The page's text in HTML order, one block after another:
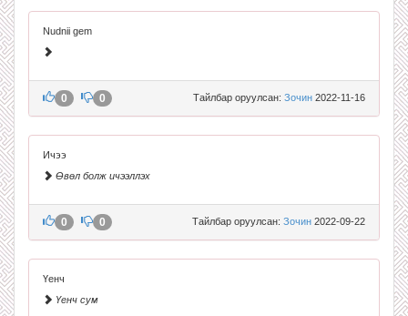
Nudnii gem
Тайлбар оруулсан: Зочин 2022-11-16
0 0
Ичээ
Өвөл болж ичээллэх
Тайлбар оруулсан: Зочин 2022-09-22
0 0
Үенч
Үенч сум